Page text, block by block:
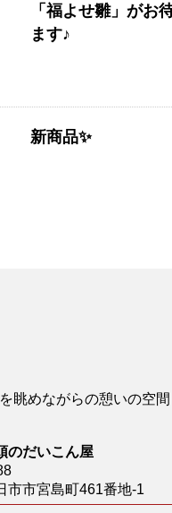
「福よせ雛」がお
ます♪
新商品✨
眺めながらの憩いの空間
のだいこん屋
市市宮島町461番地-1